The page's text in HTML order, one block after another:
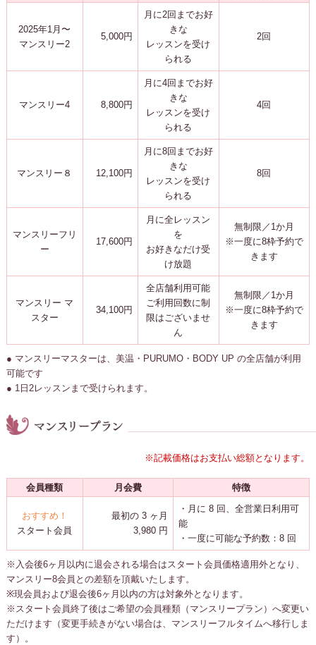
2025年1月〜
マンスリー2
5,000円
月に2回までお好
きな
レッスンを受け
られる
2回
マンスリー4 8,800円
月に4回までお好
きな
レッスンを受け
られる
4回
マンスリー８ 12,100円
月に8回までお好
きな
レッスンを受け
られる
8回
マンスリーフリ
ー
17,600円
月に全レッスン
を
お好きなだけ受
け放題
無制限／1か月
※一度に8枠予約で
きます
マンスリー マ
スター
34,100円
全店舗利用可能
ご利用回数に制
限はございませ
ん
無制限／1か月
※一度に8枠予約で
きます
● マンスリーマスターは、美温・PURUMO・BODY UP の全店舗が利用
可能です
● 1日2レッスンまで受けられます。
※記載価格はお支払い総額となります。
会員種類 月会費 特徴
おすすめ！
スタート会員
最初の 3 ヶ月
3,980 円
・月に 8 回、全営業日利用可
能
・一度に可能な予約数：8 回
※入会後6ヶ月以内に退会される場合はスタート会員価格適用外となり、
マンスリー8会員との差額を頂戴いたします。
※現会員および退会後6ヶ月以内の方は対象外となります。
※スタート会員終了後はご希望の会員種類（マンスリープラン）へ変更い
ただけます（変更手続きがない場合は、マンスリーフルタイムへ移行しま
す）。